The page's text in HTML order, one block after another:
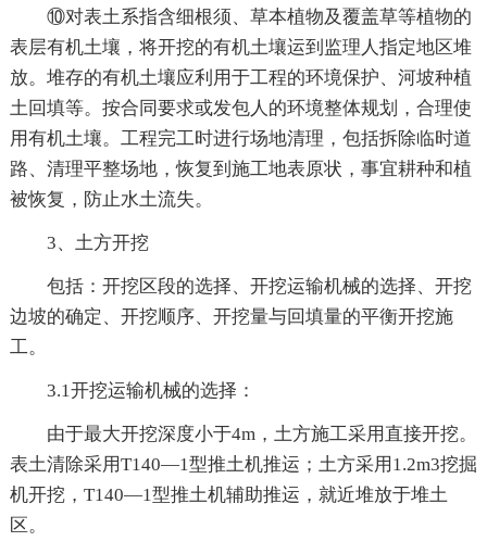
⑩对表土系指含细根须、草本植物及覆盖草等植物的
表层有机土壤，将开挖的有机土壤运到监理人指定地区堆
放。堆存的有机土壤应利用于工程的环境保护、河坡种植
土回填等。按合同要求或发包人的环境整体规划，合理使
用有机土壤。工程完工时进行场地清理，包括拆除临时道
路、清理平整场地，恢复到施工地表原状，事宜耕种和植
被恢复，防止水土流失。
3、土方开挖
包括：开挖区段的选择、开挖运输机械的选择、开挖
边坡的确定、开挖顺序、开挖量与回填量的平衡开挖施
工。
3.1开挖运输机械的选择：
由于最大开挖深度小于4m，土方施工采用直接开挖。
表土清除采用T140—1型推土机推运；土方采用1.2m3挖掘
机开挖，T140—1型推土机辅助推运，就近堆放于堆土
区。